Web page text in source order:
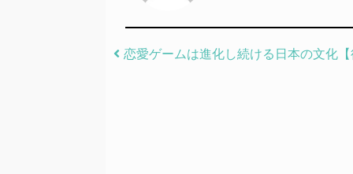
Post navigation
恋愛ゲームは進化し続ける日本の文化